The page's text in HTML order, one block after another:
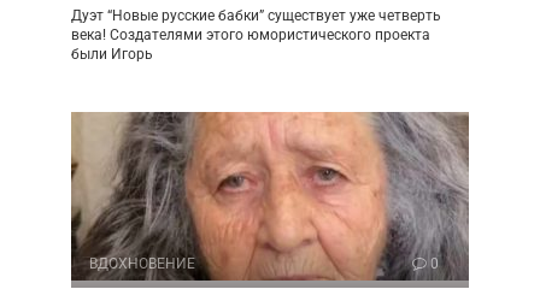
Дуэт “Новые русские бабки” существует уже четверть
века! Создателями этого юмористического проекта
были Игорь
ВДОХНОВЕНИЕ 0